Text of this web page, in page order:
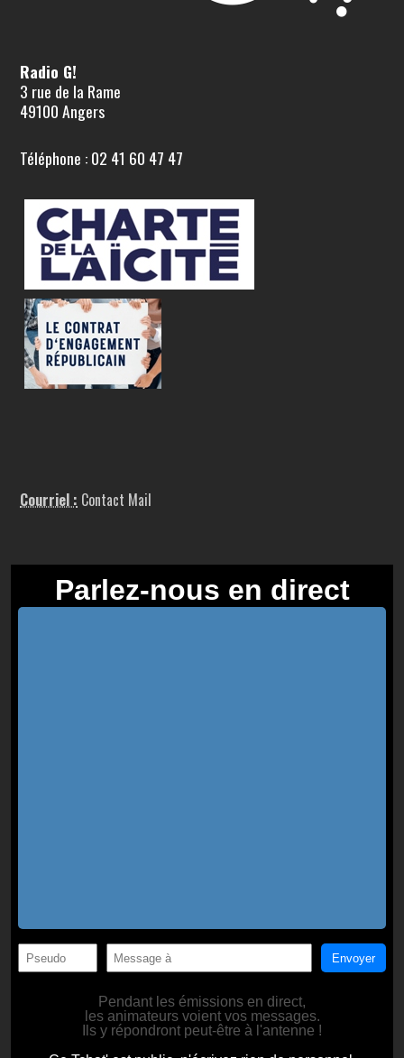
Radio G!
3 rue de la Rame
49100 Angers
Téléphone : 02 41 60 47 47
Courriel : Contact Mail